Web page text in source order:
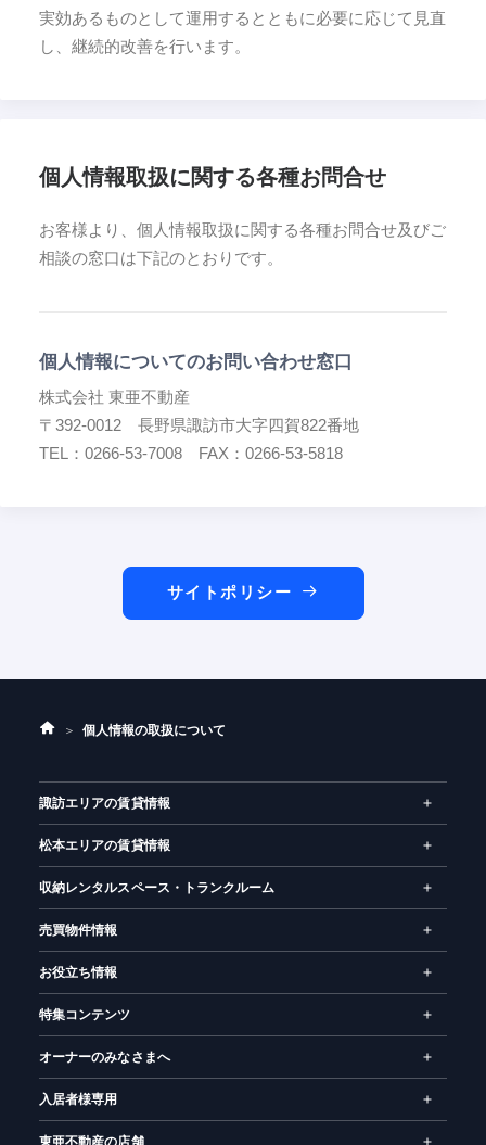
実効あるものとして運用するとともに必要に応じて見直
し、継続的改善を行います。
個人情報取扱に関する各種お問合せ
お客様より、個人情報取扱に関する各種お問合せ及びご
相談の窓口は下記のとおりです。
個人情報についてのお問い合わせ窓口
株式会社 東亜不動産
〒392-0012 長野県諏訪市大字四賀822番地
TEL：0266-53-7008 FAX：0266-53-5818
サイトポリシー
ホ
個人情報の取扱について
諏訪エリアの賃貸情報
松本エリアの賃貸情報
収納レンタルスペース・トランクルーム
売買物件情報
お役立ち情報
特集コンテンツ
オーナーのみなさまへ
入居者様専用
東亜不動産の店舗